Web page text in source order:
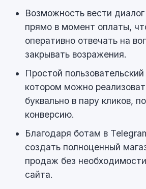
Возможность вести
прямо в момент оплаты,
оперативно отвечать на
закрывать возражения.
Простой
котором можно
буквально в пару кликов,
конверсию.
Благодаря ботам в
создать полноценный
продаж без
сайта.